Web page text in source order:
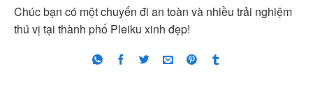
Chúc bạn có một chuyến đi an toàn và nhiều trải nghiệm
thú vị tại thành phố Pleiku xinh đẹp!